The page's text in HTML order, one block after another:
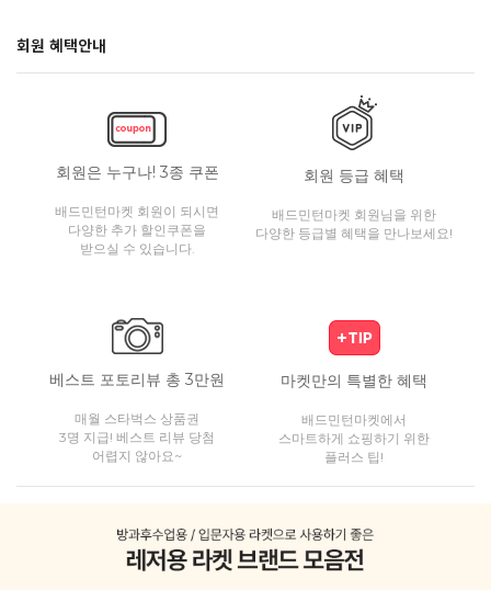
회원 혜택안내
회원은 누구나! 3종 쿠폰
배드민턴마켓 회원이 되시면
다양한 추가 할인쿠폰을
받으실 수 있습니다.
회원 등급 혜택
배드민턴마켓 회원님을 위한
다양한 등급별 혜택을 만나보세요!
베스트 포토리뷰 총 3만원
매월 스타벅스 상품권
3명 지급! 베스트 리뷰 당첨
어렵지 않아요~
마켓만의 특별한 혜택
배드민턴마켓에서
스마트하게 쇼핑하기 위한
플러스 팁!